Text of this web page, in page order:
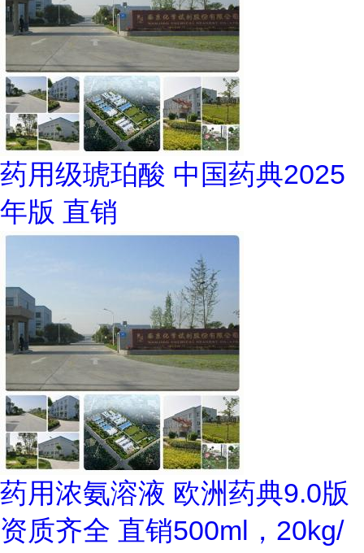
药用级琥珀酸 中国药典2025
年版 直销
药用浓氨溶液 欧洲药典9.0版
资质齐全 直销500ml，20kg/